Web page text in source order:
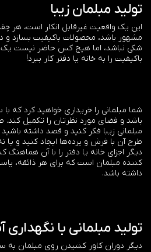
تولید مبلمان زیبا
این یک واقعیت غیرقابل انکار است، هر
مشهور باشد، محصولات باکیفیت بسازد و
شکی نباشد، اما هیچ کس حاضر نیست
باکیفیت را به خانه یا دفتر کار ببرد!
شما مبلمانی را خریداری خواهید کرد که
باشد و فضای مورد نظرتان را تکمیل
مبلمانی زیبا فکر کنید و قصد داشته
طرح آن با فرش و پرده‌ها ایجاد کنید و یا
دیگر اجزای خانه یا دفتر را با آن هماهنگ
کننده مبلمان است که برای هر ذائقه،
داشته باشد.
تولید مبلمانی با نگهداری
دیگر دوران کاور کشیدن روی مبلمان به